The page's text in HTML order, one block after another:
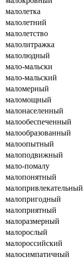
малолетка
малолетний
малолетство
малолитражка
малолюдный
мало-мальски
мало-мальский
маломерный
маломощный
малонаселенный
малообеспеченный
малообразованный
малоопытный
малоподвижный
мало-помалу
малопонятный
малопривлекательный
малопригодный
малоприятный
малоразмерный
малорослый
малороссийский
малосимпатичный